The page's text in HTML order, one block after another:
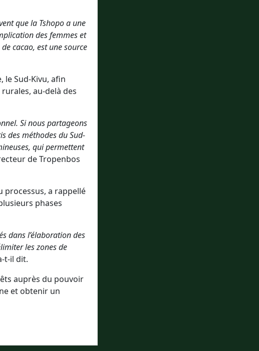
que la Tshopo a une
des femmes et
cacao, est une source
le Sud-Kivu, afin
au-delà des
Si nous partageons
des méthodes du Sud-
qui permettent
de Tropenbos
processus, a rappellé
phases
dans l’élaboration des
les zones de
t-il dit.
auprès du pouvoir
et obtenir un